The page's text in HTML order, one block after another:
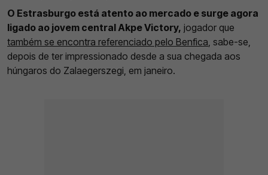
O Estrasburgo está atento ao mercado e surge agora
ligado ao jovem central Akpe Victory, jogador que
também se encontra referenciado pelo Benfica, sabe-se,
depois de ter impressionado desde a sua chegada aos
húngaros do Zalaegerszegi, em janeiro.